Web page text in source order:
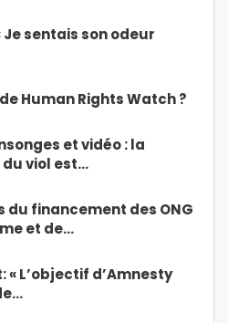
sentais son odeur
Human Rights Watch ?
et vidéo : la
viol est…
du financement des ONG
et de…
L’objectif d’Amnesty